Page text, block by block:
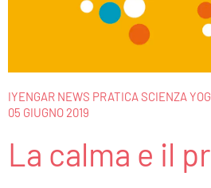
IYENGAR NEWS PRATICA SCIENZA
05 GIUGNO 2019
La calma e il